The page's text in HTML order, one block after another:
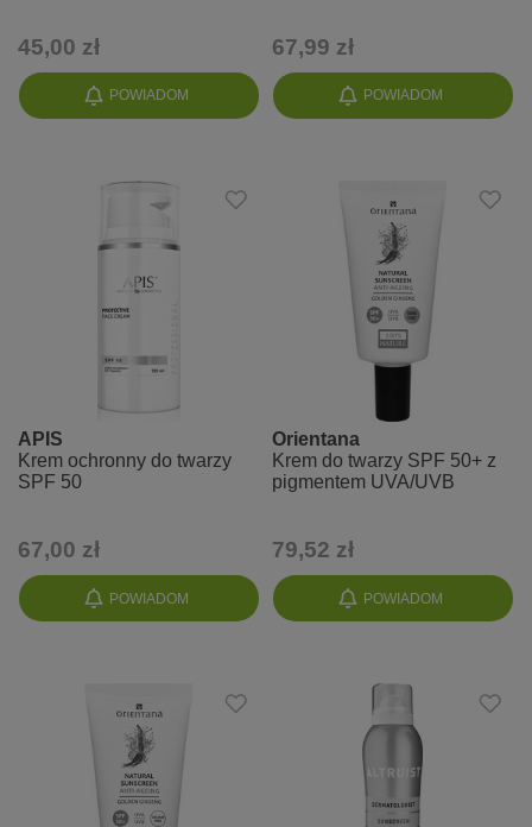
POWIADOM
45,00 zł
POWIADOM
67,99 zł
POWIADOM
APIS
Krem ochronny do twarzy
SPF 50
67,00 zł
POWIADOM
Orientana
Krem do twarzy SPF 50+ z
pigmentem UVA/UVB
79,52 zł